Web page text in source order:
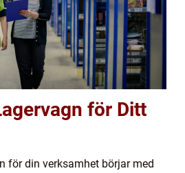
för Ditt
för din verksamhet börjar med